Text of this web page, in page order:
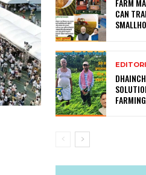
FARM
CAN
FARMING